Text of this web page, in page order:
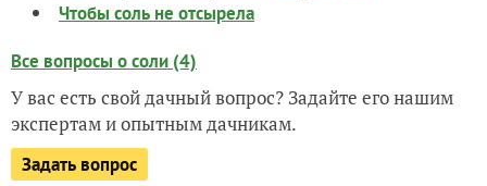
Чтобы соль не отсырела
Все вопросы о соли (4)
У вас есть свой дачный вопрос? Задайте его нашим
экспертам и опытным дачникам.
Задать вопрос